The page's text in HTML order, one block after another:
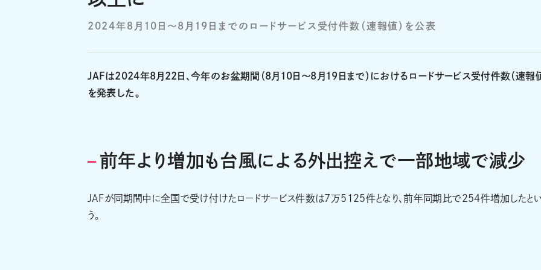
2024年８月10日～8月19日までのロードサービス受付件数（速報値）を公表
JAFは2024年8月22日、今年のお盆期間（8月10日～8月19日まで）におけるロードサービス受付件数（速報
を発表した。
前年より増加も台風による外出控えで一部地域で減少
JAFが同期間中に全国で受け付けたロードサービス件数は7万5125件となり、前年同期比で254件増加したと
う。